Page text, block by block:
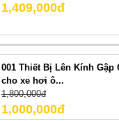
1,409,000đ
001 Thiết Bị Lên Kính Gập
cho xe hơi ô...
1,800,000đ
1,000,000đ